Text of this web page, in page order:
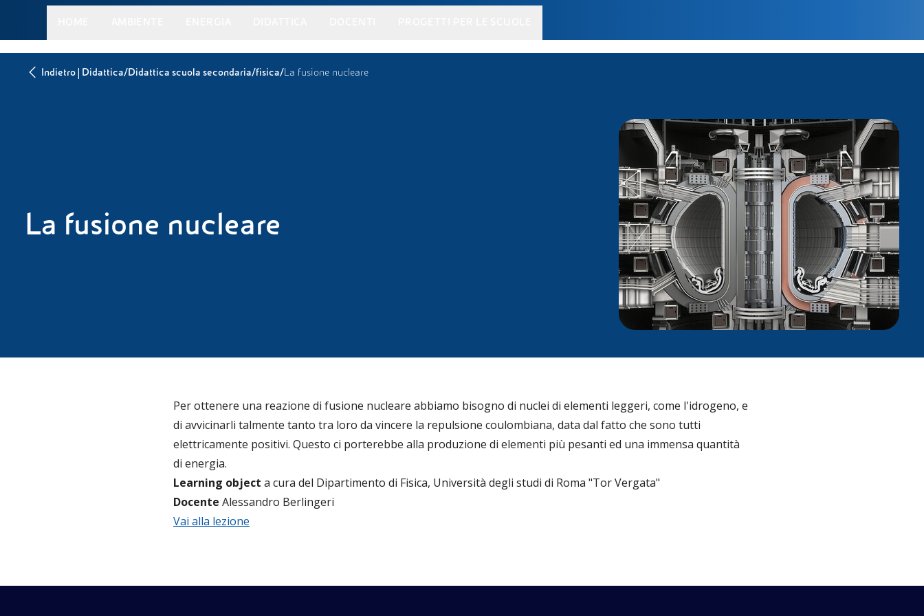
Indietro| Didattica/Didattica scuola secondaria/fisica/La fusione nucleare
La fusione nucleare
Per ottenere una reazione di fusione nucleare abbiamo bisogno di nuclei di elementi leggeri, come l'idrogeno, e
di avvicinarli talmente tanto tra loro da vincere la repulsione coulombiana, data dal fatto che sono tutti
elettricamente positivi. Questo ci porterebbe alla produzione di elementi più pesanti ed una immensa quantità
di energia.
Learning object a cura del Dipartimento di Fisica, Università degli studi di Roma "Tor Vergata"
Docente Alessandro Berlingeri
Vai alla lezione